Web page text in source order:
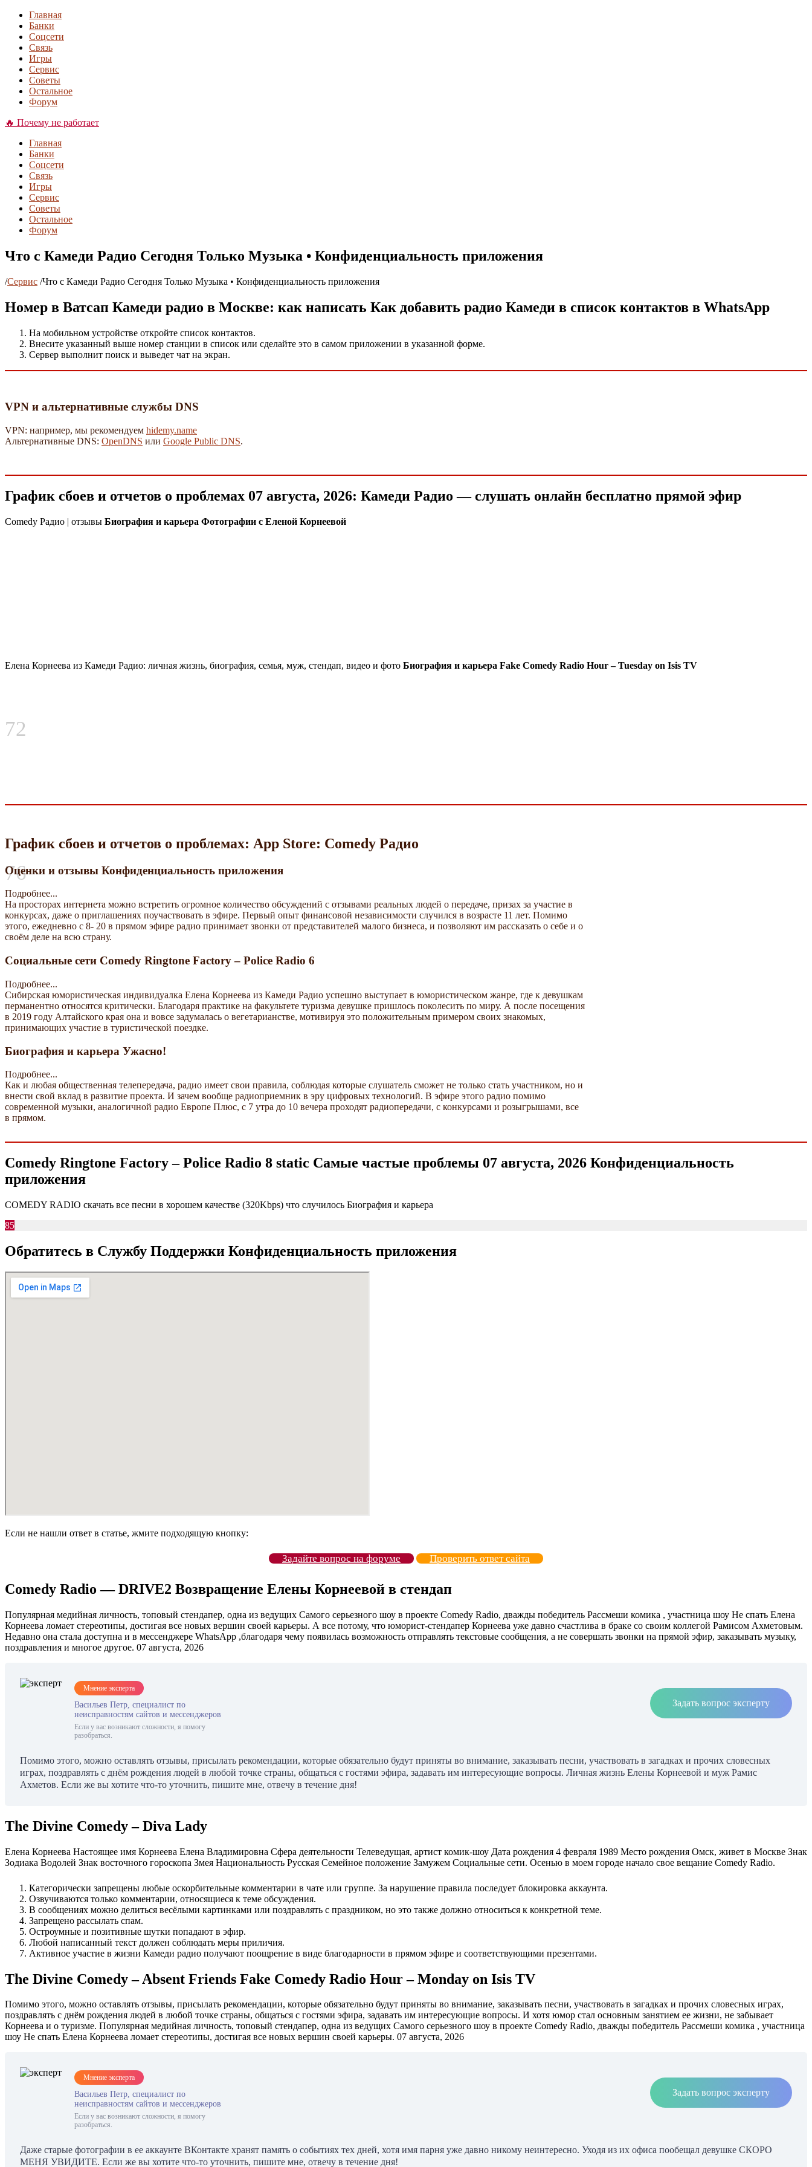
Главная
Банки
Соцсети
Связь
Игры
Сервис
Советы
Остальное
Форум
🔥 Почему не работает
Главная
Банки
Соцсети
Связь
Игры
Сервис
Советы
Остальное
Форум
Что с Камеди Радио Сегодня Только Музыка • Конфиденциальность приложения
/Сервис /Что с Камеди Радио Сегодня Только Музыка • Конфиденциальность приложения
Номер в Ватсап Камеди радио в Москве: как написать Как добавить радио Камеди в список контактов в WhatsApp
На мобильном устройстве откройте список контактов.
Внесите указанный выше номер станции в список или сделайте это в самом приложении в указанной форме.
Сервер выполнит поиск и выведет чат на экран.
VPN и альтернативные службы DNS
VPN: например, мы рекомендуем hidemy.name
Альтернативные DNS: OpenDNS или Google Public DNS.
График сбоев и отчетов о проблемах 07 августа, 2026: Камеди Радио — слушать онлайн бесплатно прямой эфир
Comedy Радио | отзывы Биография и карьера Фотографии с Еленой Корнеевой
72
Елена Корнеева из Камеди Радио: личная жизнь, биография, семья, муж, стендап, видео и фото Биография и карьера Fake Comedy Radio Hour – Tuesday on Isis TV
76
График сбоев и отчетов о проблемах: App Store: Comedy Радио
Оценки и отзывы Конфиденциальность приложения
Подробнее...
На просторах интернета можно встретить огромное количество обсуждений с отзывами реальных людей о передаче, призах за участие в
конкурсах, даже о приглашениях поучаствовать в эфире. Первый опыт финансовой независимости случился в возрасте 11 лет. Помимо
этого, ежедневно с 8- 20 в прямом эфире радио принимает звонки от представителей малого бизнеса, и позволяют им рассказать о себе и о
своём деле на всю страну.
Социальные сети Comedy Ringtone Factory – Police Radio 6
Подробнее...
Сибирская юмористическая индивидуалка Елена Корнеева из Камеди Радио успешно выступает в юмористическом жанре, где к девушкам
перманентно относятся критически. Благодаря практике на факультете туризма девушке пришлось поколесить по миру. А после посещения
в 2019 году Алтайского края она и вовсе задумалась о вегетарианстве, мотивируя это положительным примером своих знакомых,
принимающих участие в туристической поездке.
Биография и карьера Ужасно!
Подробнее...
Как и любая общественная телепередача, радио имеет свои правила, соблюдая которые слушатель сможет не только стать участником, но и
внести свой вклад в развитие проекта. И зачем вообще радиоприемник в эру цифровых технологий. В эфире этого радио помимо
современной музыки, аналогичной радио Европе Плюс, с 7 утра до 10 вечера проходят радиопередачи, с конкурсами и розыгрышами, все
в прямом.
Comedy Ringtone Factory – Police Radio 8 static Самые частые проблемы 07 августа, 2026 Конфиденциальность
приложения
COMEDY RADIO скачать все песни в хорошем качестве (320Kbps) что случилось Биография и карьера
85
Обратитесь в Службу Поддержки Конфиденциальность приложения
Если не нашли ответ в статье, жмите подходящую кнопку:
Задайте вопрос на форуме Проверить ответ сайта
Comedy Radio — DRIVE2 Возвращение Елены Корнеевой в стендап
Популярная медийная личность, топовый стендапер, одна из ведущих Самого серьезного шоу в проекте Comedy Radio, дважды победитель Рассмеши комика , участница шоу Не спать Елена
Корнеева ломает стереотипы, достигая все новых вершин своей карьеры. А все потому, что юморист-стендапер Корнеева уже давно счастлива в браке со своим коллегой Рамисом Ахметовым.
Недавно она стала доступна и в мессенджере WhatsApp ,благодаря чему появилась возможность отправлять текстовые сообщения, а не совершать звонки на прямой эфир, заказывать музыку,
поздравления и многое другое. 07 августа, 2026
Мнение эксперта
Васильев Петр, специалист по
неисправностям сайтов и мессенджеров
Если у вас возникают сложности, я помогу
разобраться.
Задать вопрос эксперту
Помимо этого, можно оставлять отзывы, присылать рекомендации, которые обязательно будут приняты во внимание, заказывать песни, участвовать в загадках и прочих словесных
играх, поздравлять с днём рождения людей в любой точке страны, общаться с гостями эфира, задавать им интересующие вопросы. Личная жизнь Елены Корнеевой и муж Рамис
Ахметов. Если же вы хотите что-то уточнить, пишите мне, отвечу в течение дня!
The Divine Comedy – Diva Lady
Елена Корнеева Настоящее имя Корнеева Елена Владимировна Сфера деятельности Телеведущая, артист комик-шоу Дата рождения 4 февраля 1989 Место рождения Омск, живет в Москве Знак
Зодиака Водолей Знак восточного гороскопа Змея Национальность Русская Семейное положение Замужем Социальные сети. Осенью в моем городе начало свое вещание Comedy Radio.
Категорически запрещены любые оскорбительные комментарии в чате или группе. За нарушение правила последует блокировка аккаунта.
Озвучиваются только комментарии, относящиеся к теме обсуждения.
В сообщениях можно делиться весёлыми картинками или поздравлять с праздником, но это также должно относиться к конкретной теме.
Запрещено рассылать спам.
Остроумные и позитивные шутки попадают в эфир.
Любой написанный текст должен соблюдать меры приличия.
Активное участие в жизни Камеди радио получают поощрение в виде благодарности в прямом эфире и соответствующими презентами.
The Divine Comedy – Absent Friends Fake Comedy Radio Hour – Monday on Isis TV
Помимо этого, можно оставлять отзывы, присылать рекомендации, которые обязательно будут приняты во внимание, заказывать песни, участвовать в загадках и прочих словесных играх,
поздравлять с днём рождения людей в любой точке страны, общаться с гостями эфира, задавать им интересующие вопросы. И хотя юмор стал основным занятием ее жизни, не забывает
Корнеева и о туризме. Популярная медийная личность, топовый стендапер, одна из ведущих Самого серьезного шоу в проекте Comedy Radio, дважды победитель Рассмеши комика , участница
шоу Не спать Елена Корнеева ломает стереотипы, достигая все новых вершин своей карьеры. 07 августа, 2026
Мнение эксперта
Васильев Петр, специалист по
неисправностям сайтов и мессенджеров
Если у вас возникают сложности, я помогу
разобраться.
Задать вопрос эксперту
Даже старые фотографии в ее аккаунте ВКонтакте хранят память о событиях тех дней, хотя имя парня уже давно никому неинтересно. Уходя из их офиса пообещал девушке СКОРО
МЕНЯ УВИДИТЕ. Если же вы хотите что-то уточнить, пишите мне, отвечу в течение дня!